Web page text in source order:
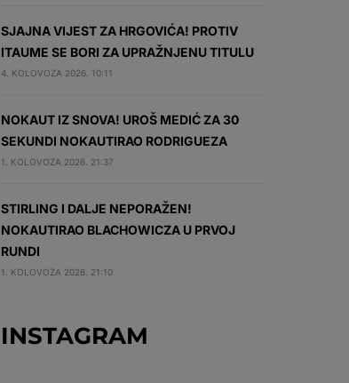
SJAJNA VIJEST ZA HRGOVIĆA! PROTIV
ITAUME SE BORI ZA UPRAŽNJENU TITULU
4. KOLOVOZA 2026. 10:11
NOKAUT IZ SNOVA! UROŠ MEDIĆ ZA 30
SEKUNDI NOKAUTIRAO RODRIGUEZA
1. KOLOVOZA 2026. 21:37
STIRLING I DALJE NEPORAŽEN!
NOKAUTIRAO BLACHOWICZA U PRVOJ
RUNDI
1. KOLOVOZA 2026. 21:10
INSTAGRAM